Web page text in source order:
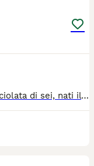
Ultimo cucciolo disponibile di una cucciolata di sei, nati il 21/06/2026 e pronti a raggiungere la loro nuova famiglia a fine settembre. Vengono ceduti con pedigree, microchip, libretto e profilassi sanitaria obbligatoria, passaggio di proprietà. I genitori sono testati Fiv/Felv e per le malattie genetiche specifiche della razza. I gattini hanno un carattere meraviglioso perché crescono in famiglia con noi